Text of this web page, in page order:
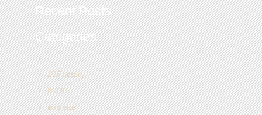
Recent Posts
Categories
..
22Factory
80DB
assiette